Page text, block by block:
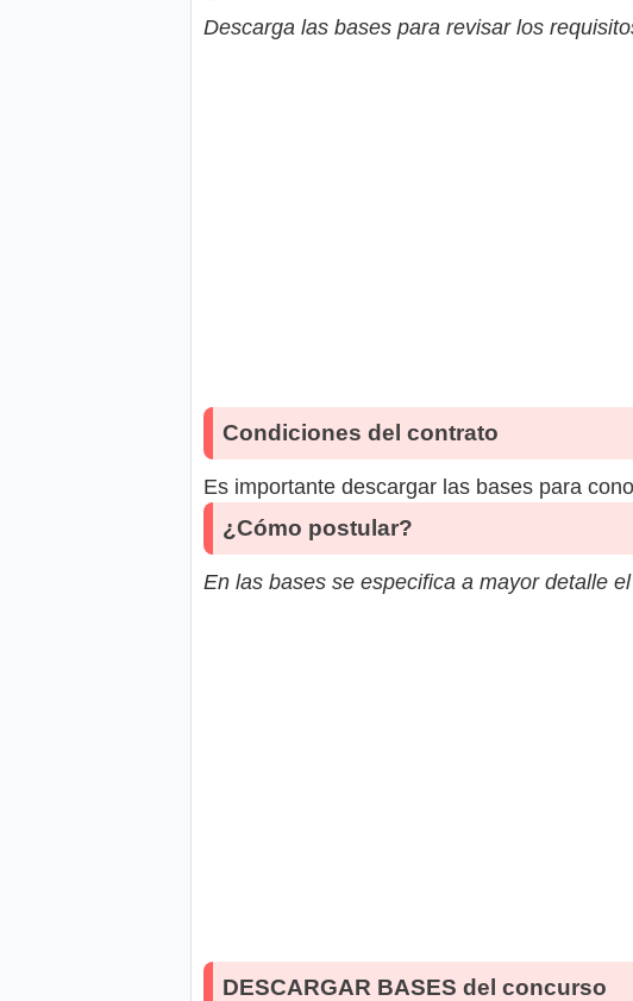
Descarga las bases para revisar los
Condiciones del contrato
Es importante descargar las bases para
¿Cómo postular?
En las bases se especifica a mayor detalle
DESCARGAR BASES del concurso